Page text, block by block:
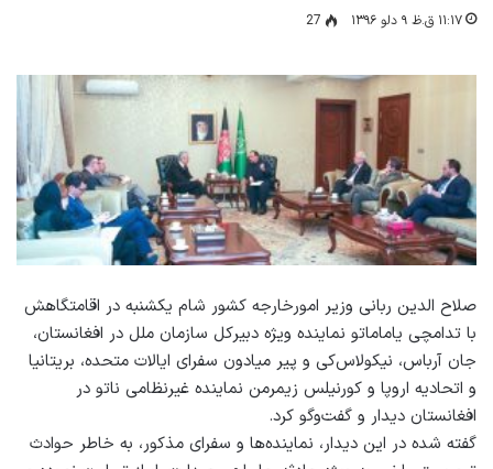
۱۱:۱۷ ق.ظ ۹ دلو ۱۳۹۶ 27
صلاح الدين ربانی وزير امورخارجه کشور شام يكشنبه در اقامتگاهش
با تدامچی ياماماتو نماينده ويژه دبيركل سازمان ملل در افغانستان،
جان آرباس، نیکولاس‌کی و پير ميادون سفرای ايالات متحده، بريتانيا
و اتحاديه اروپا و كورنيلس زيمرمن نماينده غيرنظامی ناتو در
افغانستان ديدار و گفت‌وگو كرد.
گفته شده در اين ديدار، نماينده‌ها و سفرای مذكور، به خاطر حوادث